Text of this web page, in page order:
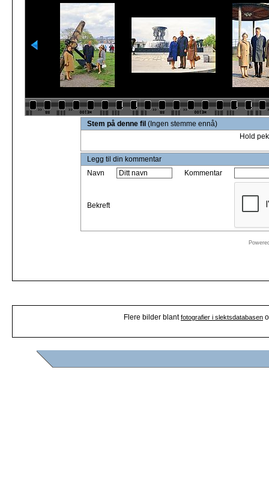
Stem på denne fil (Ingen stemme ennå)
Hold
Legg til din kommentar
Navn
Kommentar
Bekreft
Flere bilder blantfotografier i slektsdatabasen